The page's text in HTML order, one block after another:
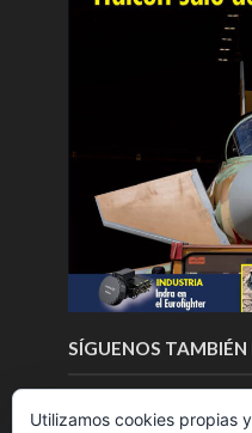
SÍGUENOS TAMBIÉN
Utilizamos cookies propias